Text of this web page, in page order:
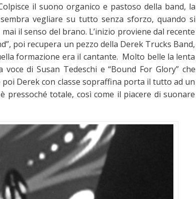
il suono organico e pastoso della band, la
vegliare su tutto senza sforzo, quando si
il senso del brano. L’inizio proviene dal recente
poi recupera un pezzo della Derek Trucks Band,
formazione era il cantante. Molto belle la lenta
di Susan Tedeschi e “Bound For Glory” che
Derek con classe sopraffina porta il tutto ad un
totale, così come il piacere di suonare